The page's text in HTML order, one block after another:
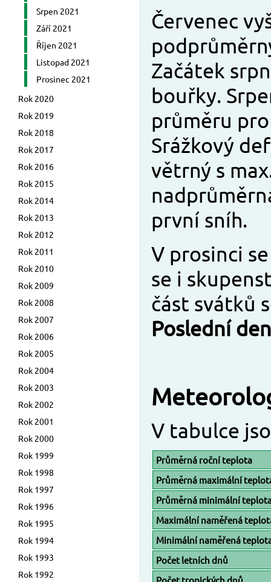
Srpen 2021
Září 2021
Říjen 2021
Listopad 2021
Prosinec 2021
Rok 2020
Rok 2019
Rok 2018
Rok 2017
Rok 2016
Rok 2015
Rok 2014
Rok 2013
Rok 2012
Rok 2011
Rok 2010
Rok 2009
Rok 2008
Rok 2007
Rok 2006
Rok 2005
Rok 2004
Rok 2003
Rok 2002
Rok 2001
Rok 2000
Rok 1999
Rok 1998
Rok 1997
Rok 1996
Rok 1995
Rok 1994
Rok 1993
Rok 1992
Červenec
Začátek
bouřky.
průměru
Srážkový
větrný s
první sníh.
V prosinci
se i
část svátků
Poslední
V tabulce
Průměrná roční teplota
Průměrná maximální
Průměrná minimální
Maximální naměřená
Minimální naměřená
Počet letních dnů